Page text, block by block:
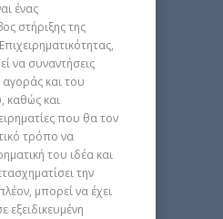
ένας
στήριξης της
να συναντήσεις
αγοράς και του
καθώς και
που θα τον
τρόπο να
του ιδέα και
την
μπορεί να έχει